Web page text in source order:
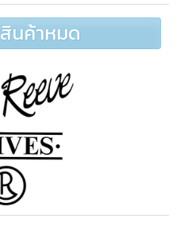
สินค้าหมด